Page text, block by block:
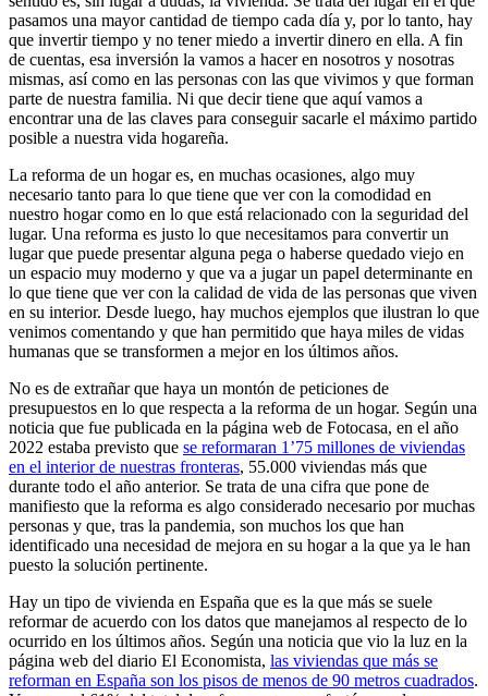
pasamos una mayor cantidad de tiempo cada día y, por lo tanto, hay
que invertir tiempo y no tener miedo a invertir dinero en ella. A fin
de cuentas, esa inversión la vamos a hacer en nosotros y nosotras
mismas, así como en las personas con las que vivimos y que forman
parte de nuestra familia. Ni que decir tiene que aquí vamos a
encontrar una de las claves para conseguir sacarle el máximo partido
posible a nuestra vida hogareña.
La reforma de un hogar es, en muchas ocasiones, algo muy
necesario tanto para lo que tiene que ver con la comodidad en
nuestro hogar como en lo que está relacionado con la seguridad del
lugar. Una reforma es justo lo que necesitamos para convertir un
lugar que puede presentar alguna pega o haberse quedado viejo en
un espacio muy moderno y que va a jugar un papel determinante en
lo que tiene que ver con la calidad de vida de las personas que viven
en su interior. Desde luego, hay muchos ejemplos que ilustran lo que
venimos comentando y que han permitido que haya miles de vidas
humanas que se transformen a mejor en los últimos años.
No es de extrañar que haya un montón de peticiones de
presupuestos en lo que respecta a la reforma de un hogar. Según una
noticia que fue publicada en la página web de Fotocasa, en el año
2022 estaba previsto que se reformaran 1’75 millones de viviendas
en el interior de nuestras fronteras, 55.000 viviendas más que
durante todo el año anterior. Se trata de una cifra que pone de
manifiesto que la reforma es algo considerado necesario por muchas
personas y que, tras la pandemia, son muchos los que han
identificado una necesidad de mejora en su hogar a la que ya le han
puesto la solución pertinente.
Hay un tipo de vivienda en España que es la que más se suele
reformar de acuerdo con los datos que manejamos al respecto de lo
ocurrido en los últimos años. Según una noticia que vio la luz en la
página web del diario El Economista, las viviendas que más se
reforman en España son los pisos de menos de 90 metros cuadrados.